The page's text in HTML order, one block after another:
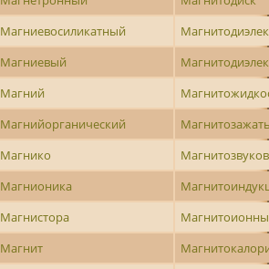
Магниевосиликатный
Магниевый
Магний
Магнийорганический
Магнико
Магнионика
Магнистора
Магнит